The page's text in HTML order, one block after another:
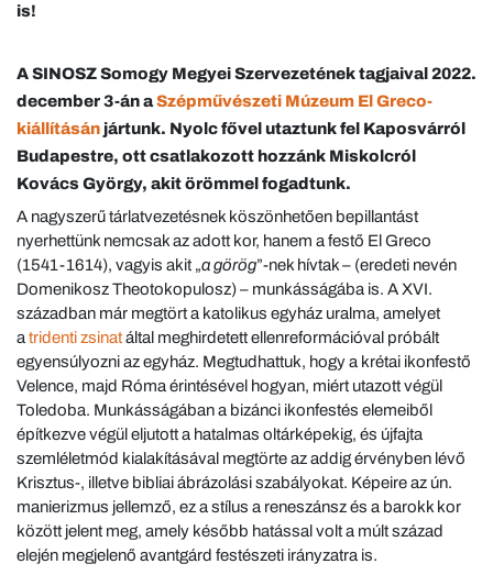
is!
A SINOSZ Somogy Megyei Szervezetének tagjaival 2022.
december 3-án aSzépművészeti Múzeum El Greco-
kiállításán jártunk. Nyolc fővel utaztunk fel Kaposvárról
Budapestre, ott csatlakozott hozzánk Miskolcról
Kovács György, akit örömmel fogadtunk.
A nagyszerű tárlatvezetésnek köszönhetően bepillantást
nyerhettünk nemcsak az adott kor, hanem a festő El Greco
(1541-1614), vagyis akit „a görög”-nek hívtak – (eredeti nevén
Domenikosz Theotokopulosz) – munkásságába is. A XVI.
században már megtört a katolikus egyház uralma, amelyet
a tridenti zsinatáltal meghirdetett ellenreformációval próbált
egyensúlyozni az egyház. Megtudhattuk, hogy a krétai ikonfestő
Velence, majd Róma érintésével hogyan, miért utazott végül
Toledoba. Munkásságában a bizánci ikonfestés elemeiből
építkezve végül eljutott a hatalmas oltárképekig, és újfajta
szemléletmód kialakításával megtörte az addig érvényben lévő
Krisztus-, illetve bibliai ábrázolási szabályokat. Képeire az ún.
manierizmus jellemző, ez a stílus a reneszánsz és a barokk kor
között jelent meg, amely később hatással volt a múlt század
elején megjelenő avantgárd festészeti irányzatra is.